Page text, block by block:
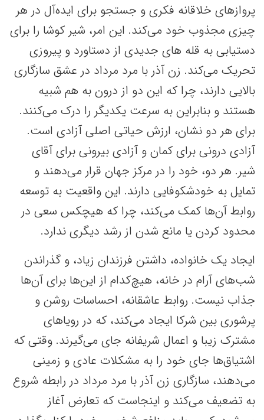
پروازهای خلاقانه فکری و جستجو برای ایده‌آل در هر
چیزی مجذوب خود می‌کند. این امر، شیر کوشا را برای
دستیابی به قله های جدیدی از دستاورد و پیروزی
تحریک می‌کند. زن آذر با مرد مرداد در عشق سازگاری
بالایی دارند، چرا که این دو از درون به هم شبیه
هستند و بنابراین به سرعت یکدیگر را درک می‌کنند.
برای هر دو نشان، ارزش حیاتی اصلی آزادی است.
آزادی درونی برای کمان و آزادی بیرونی برای آقای
شیر. هر دو، خود را در مرکز جهان قرار می‌دهند و
تمایل به خودشکوفایی دارند. این واقعیت به توسعه
روابط آن‌ها کمک می‌کند، چرا که هیچکس سعی در
محدود کردن یا مانع شدن از رشد دیگری ندارد.
ایجاد یک خانواده، داشتن فرزندان زیاد، و گذراندن
شب‌های آرام در خانه، هیچ‌کدام از این‌ها برای آن‌ها
جذاب نیست. روابط عاشقانه، احساسات روشن و
پرشوری بین شرکا ایجاد می‌کند، که در رویاهای
مشترک زیبا و اعمال شریفانه جای می‌گیرند. وقتی که
اشتیاق‌ها جای خود را به مشکلات عادی و زمینی
می‌دهند، سازگاری زن آذر با مرد مرداد در رابطه شروع
به تضعیف می‌کند و اینجاست که تعارض آغاز